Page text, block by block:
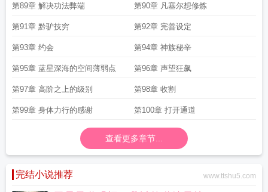
第89章 解决功法弊端 第90章 凡塞尔想修炼
第91章 黔驴技穷 第92章 完善设定
第93章 约会 第94章 神族秘辛
第95章 蓝星深海的空间薄弱点 第96章 声望狂飙
第97章 高阶之上的级别 第98章 收割
第99章 身体力行的感谢 第100章 打开通道
查看更多章节...
完结小说推荐 www.ttshu5.com